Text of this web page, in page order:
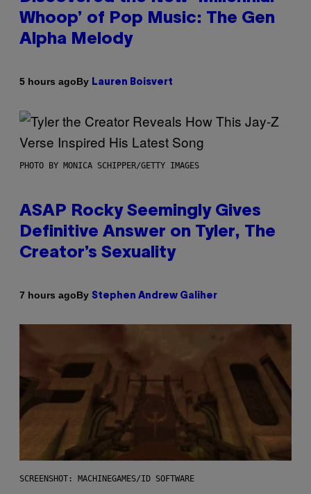
Whoop’ of Pop Music: The Gen
Alpha Melody
5 hours agoBy Lauren Boisvert
PHOTO BY MONICA SCHIPPER/GETTY IMAGES
ASAP Rocky Seemingly Gives
Definitive Answer on Tyler, The
Creator’s Sexuality
7 hours agoBy Stephen Andrew Galiher
SCREENSHOT: MACHINEGAMES/ID SOFTWARE